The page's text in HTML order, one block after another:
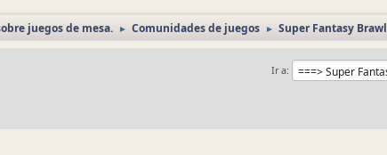
juegos de mesa. ► Comunidades de juegos ► Super Fantasy Brawl
Ir a